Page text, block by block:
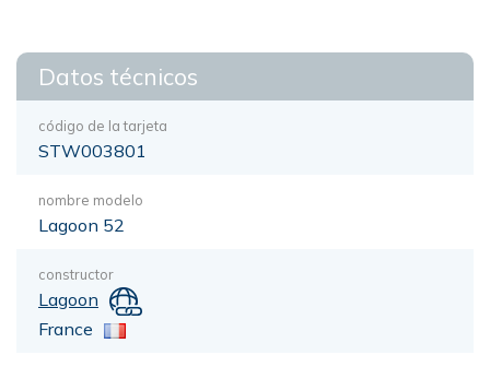
Datos técnicos
código de la tarjeta
STW003801
nombre modelo
Lagoon 52
constructor
Lagoon
France